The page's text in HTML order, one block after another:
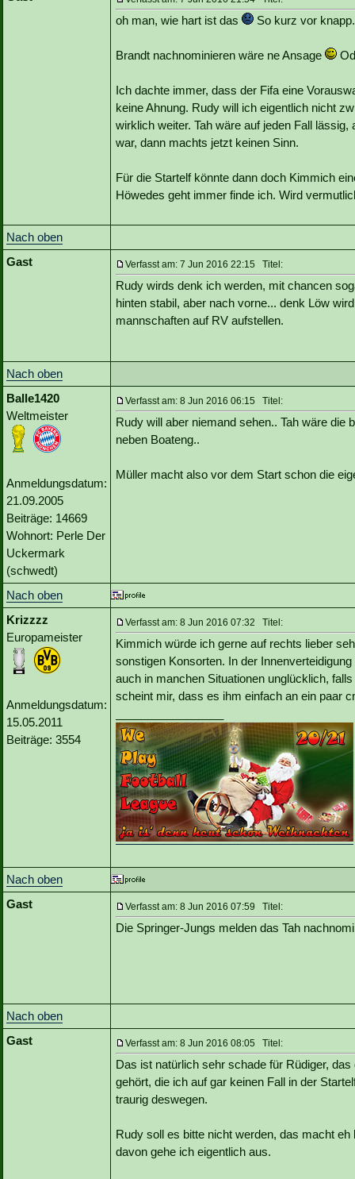
oh man, wie hart ist das So kurz vor
Brandt nachnominieren wäre ne Ansage
Ich dachte immer, dass der Fifa eine
keine Ahnung. Rudy will ich eigentlich nicht
wirklich weiter. Tah wäre auf jeden Fall
war, dann machts jetzt keinen Sinn.
Für die Startelf könnte dann doch Kimmich
Höwedes geht immer finde ich. Wird
Nach oben
Gast
Verfasst am: 7 Jun 2016 22:15 Titel:
Rudy wirds denk ich werden, mit chancen
hinten stabil, aber nach vorne... denk Löw
mannschaften auf RV aufstellen.
Nach oben
Balle1420
Weltmeister
Anmeldungsdatum:
21.09.2005
Beiträge: 14669
Wohnort: Perle Der
Uckermark
(schwedt)
Verfasst am: 8 Jun 2016 06:15 Titel:
Rudy will aber niemand sehen.. Tah wäre die
neben Boateng..
Müller macht also vor dem Start schon die
Nach oben
Krizzzz
Europameister
Anmeldungsdatum:
15.05.2011
Beiträge: 3554
Verfasst am: 8 Jun 2016 07:32 Titel:
Kimmich würde ich gerne auf rechts lieber
sonstigen Konsorten. In der
auch in manchen Situationen unglücklich,
scheint mir, dass es ihm einfach an ein paar
Nach oben
Gast
Verfasst am: 8 Jun 2016 07:59 Titel:
Die Springer-Jungs melden das Tah
Nach oben
Gast
Verfasst am: 8 Jun 2016 08:05 Titel:
Das ist natürlich sehr schade für Rüdiger,
gehört, die ich auf gar keinen Fall in der
traurig deswegen.
Rudy soll es bitte nicht werden, das macht
davon gehe ich eigentlich aus.